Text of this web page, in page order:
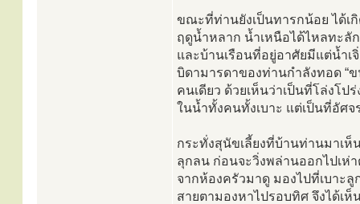
ขณะที่ท่านยังเป็นทารกน้อย ได้เ
ฤดูน้ำหลาก น้ำเหนือได้ไหลทะ
และบ้านเรือนที่อยู่อาศัยมีแต่น้ำ
บิดามารดาของท่านกำลังทอด “
คนเดียว ด้วยเห็นว่าเป็นที่โล่งโป
ในน้ำทั้งคนทั้งเบาะ แต่เป็นที่อัศ
กระทั่งสุนัขเลี้ยงที่บ้านท่านมาเห็
ลุกลน ก่อนจะวิ่งพล่านออกไปเห่
จากห้องครัวมาดู มองไปที่เบาะ
สายตามองหาไปรอบทิศ จึงได้เ